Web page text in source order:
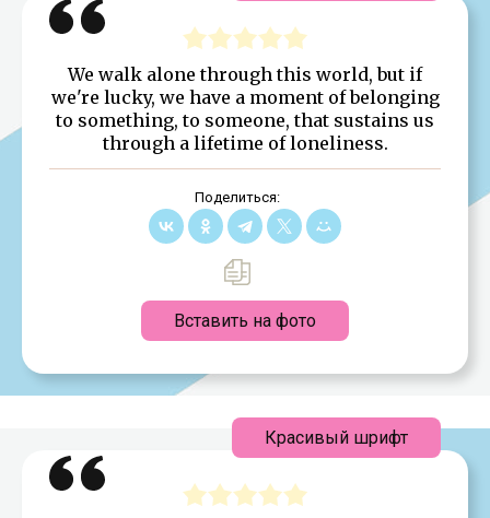
We walk alone through this world, but if
we're lucky, we have a moment of belonging
to something, to someone, that sustains us
through a lifetime of loneliness.
Поделиться:
Вставить на фото
Красивый шрифт